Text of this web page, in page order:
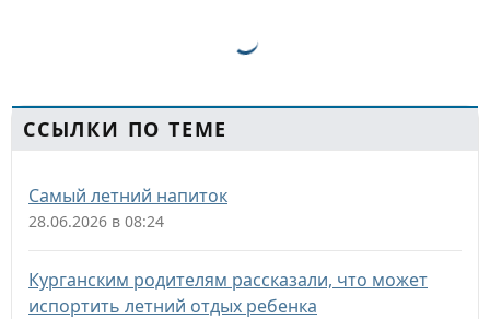
ССЫЛКИ ПО ТЕМЕ
Самый летний напиток
28.06.2026 в 08:24
Курганским родителям рассказали, что может
испортить летний отдых ребенка